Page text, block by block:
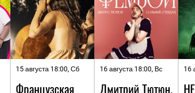
15 августа 18:00, Сб
Французская
16 августа 18:00, Вс
Дмитрий Тютюн.
16